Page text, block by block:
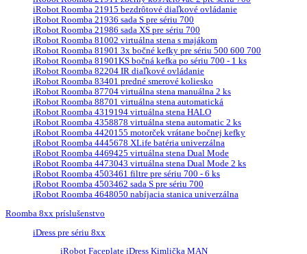
iRobot Roomba 21915 bezdrôtové diaľkové ovládanie
iRobot Roomba 21936 sada S pre sériu 700
iRobot Roomba 21986 sada XS pre sériu 700
iRobot Roomba 81002 virtuálna stena s majákom
iRobot Roomba 81901 3x bočné kefky pre sériu 500 600 700
iRobot Roomba 81901KS bočná kefka po sériu 700 - 1 ks
iRobot Roomba 82204 IR diaľkové ovládanie
iRobot Roomba 83401 predné smerové koliesko
iRobot Roomba 87704 virtuálna stena manuálna 2 ks
iRobot Roomba 88701 virtuálna stena automatická
iRobot Roomba 4319194 virtuálna stena HALO
iRobot Roomba 4358878 virtuálna stena automatic 2 ks
iRobot Roomba 4420155 motorček vrátane bočnej kefky
iRobot Roomba 4445678 XLife batéria univerzálna
iRobot Roomba 4469425 virtuálna stena Dual Mode
iRobot Roomba 4473043 virtuálna stena Dual Mode 2 ks
iRobot Roomba 4503461 filtre pre sériu 700 - 6 ks
iRobot Roomba 4503462 sada S pre sériu 700
iRobot Roomba 4648050 nabíjacia stanica univerzálna
Roomba 8xx príslušenstvo
iDress pre sériu 8xx
iRobot Faceplate iDress Kimlička MAN